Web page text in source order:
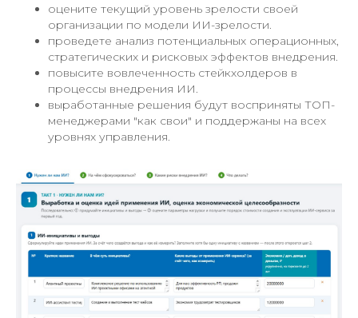
оцените текущий уровень зрелости своей
организации по модели ИИ-зрелости.
проведете анализ потенциальных операционных,
стратегических и рисковых эффектов внедрения.
повысите вовлеченность стейкхолдеров в
процессы внедрения ИИ.
выработанные решения будут восприняты ТОП-
менеджерами "как свои" и поддержаны на всех
уровнях управления.